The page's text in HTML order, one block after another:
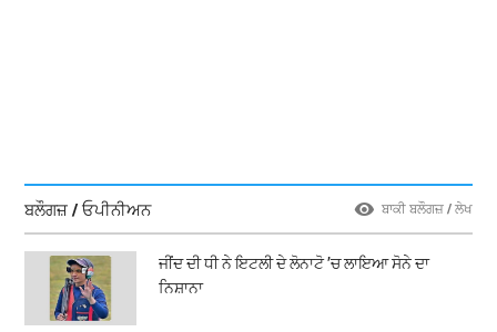
ਬਲੌਗਜ਼ / ਓਪੀਨੀਅਨ ਬਾਕੀ ਬਲੌਗਜ਼ / ਲੇਖ
ਜੀਂਦ ਦੀ ਧੀ ਨੇ ਇਟਲੀ ਦੇ ਲੋਨਾਟੋ ’ਚ ਲਾਇਆ ਸੋਨੇ ਦਾ
ਨਿਸ਼ਾਨਾ